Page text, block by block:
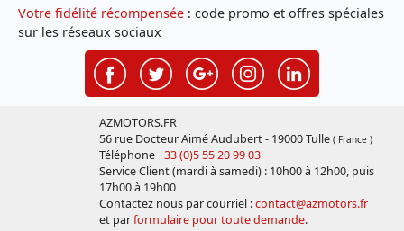
Votre fidélité récompensée : code promo et offres spéciales
sur les réseaux sociaux
AZMOTORS.FR
56 rue Docteur Aimé Audubert - 19000 Tulle ( France )
Téléphone+33 (0)5 55 20 99 03
Service Client (mardi à samedi) : 10h00 à 12h00, puis
17h00 à 19h00
Contactez nous par courriel :contact@azmotors.fr
et parformulaire pour toute demande.